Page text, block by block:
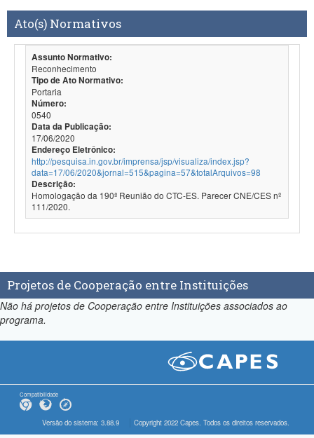
Ato(s) Normativos
Assunto Normativo:
Reconhecimento
Tipo de Ato Normativo:
Portaria
Número:
0540
Data da Publicação:
17/06/2020
Endereço Eletrônico:
http://pesquisa.in.gov.br/imprensa/jsp/visualiza/index.jsp?
data=17/06/2020&jornal=515&pagina=57&totalArquivos=98
Descrição:
Homologação da 190ª Reunião do CTC-ES. Parecer CNE/CES nº
111/2020.
Projetos de Cooperação entre Instituições
Não há projetos de Cooperação entre Instituições associados ao
programa.
Compatibilidade
Versão do sistema: 3.88.9 Copyright 2022 Capes. Todos os direitos reservados.